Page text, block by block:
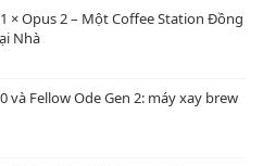
× Opus 2 – Một Coffee Station Đồng
Nhà
và Fellow Ode Gen 2: máy xay brew